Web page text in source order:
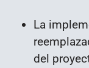
La
del